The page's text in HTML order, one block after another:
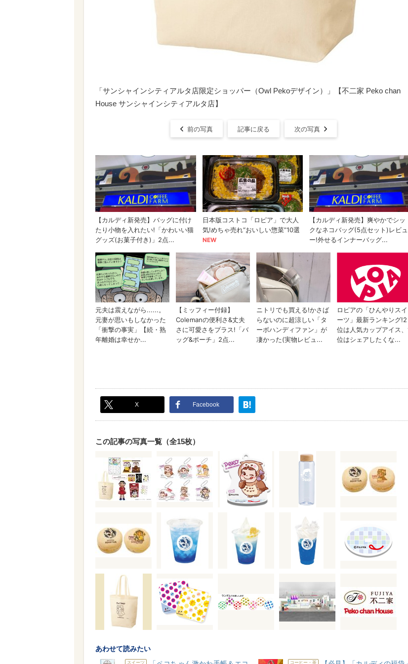
「サンシャインシティアルタ店限定ショッパー（Owl Pekoデザイン）」【不二家 Peko chan
House サンシャインシティアルタ店】
前の写真 記事に戻る 次の写真
X Facebook
この記事の写真一覧（全15枚）
あわせて読みたい
スイーツ コーヒー・茶